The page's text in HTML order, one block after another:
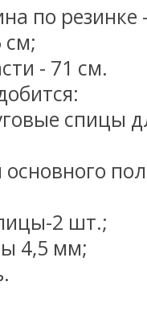
по резинке
см;
- 71 см.
спицы
2 шт.;
4,5 мм;